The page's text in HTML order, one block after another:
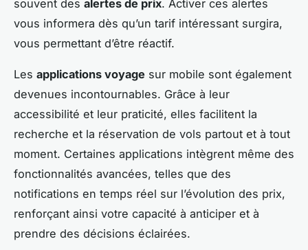
souvent des alertes de prix. Activer ces alertes
vous informera dès qu’un tarif intéressant surgira,
vous permettant d’être réactif.
Les applications voyage sur mobile sont également
devenues incontournables. Grâce à leur
accessibilité et leur praticité, elles facilitent la
recherche et la réservation de vols partout et à tout
moment. Certaines applications intègrent même des
fonctionnalités avancées, telles que des
notifications en temps réel sur l’évolution des prix,
renforçant ainsi votre capacité à anticiper et à
prendre des décisions éclairées.